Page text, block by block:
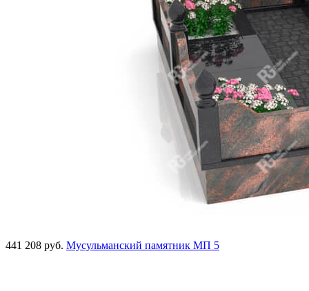
441 208 руб. Мусульманский памятник МП 5